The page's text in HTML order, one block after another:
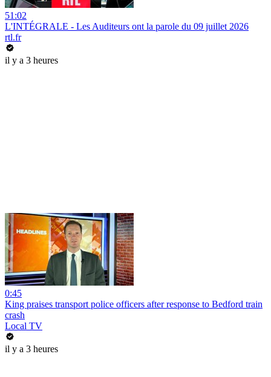
51:02
L'INTÉGRALE - Les Auditeurs ont la parole du 09 juillet 2026
rtl.fr
il y a 3 heures
0:45
King praises transport police officers after response to Bedford train
crash
Local TV
il y a 3 heures